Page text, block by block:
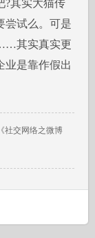
?其实大猫传
尝试么。可是
其实真实更
业是靠作假出
《社交网络之微博